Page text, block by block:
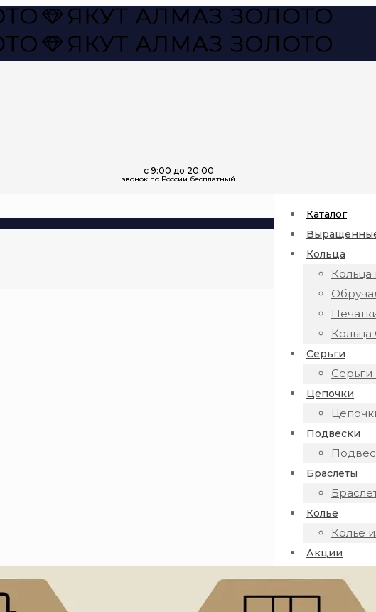
Каталог
Кольца
Кольца
Кольца
Серьги
Серьги
Цепочки
Подвески
Браслеты
Колье
Колье
Акции